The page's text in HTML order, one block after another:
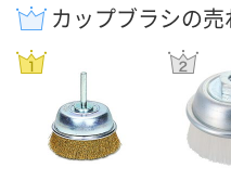
カップブラシの